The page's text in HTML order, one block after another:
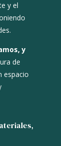
y el
y
de
espacio